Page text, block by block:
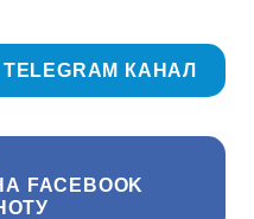
КАНАЛ
FACEBOOK